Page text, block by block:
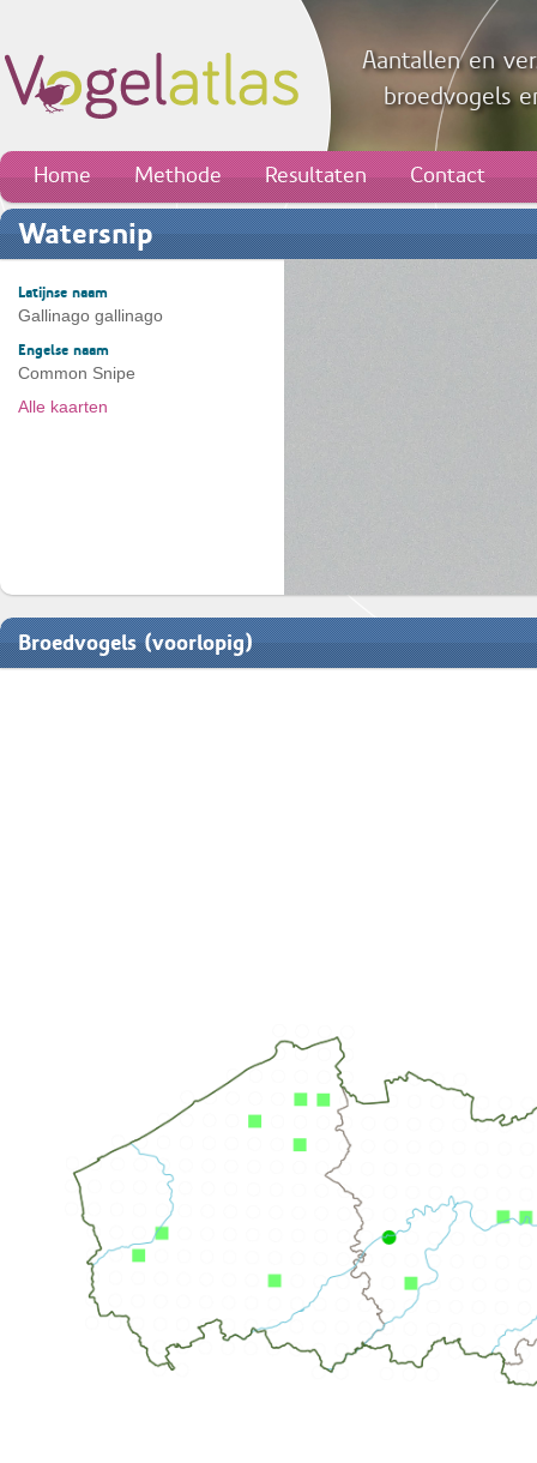
Aantallen en
broedvogels
Home Methode Resultaten Contact
Watersnip
Latijnse naam
Gallinago gallinago
Engelse naam
Common Snipe
Alle kaarten
Broedvogels (voorlopig)